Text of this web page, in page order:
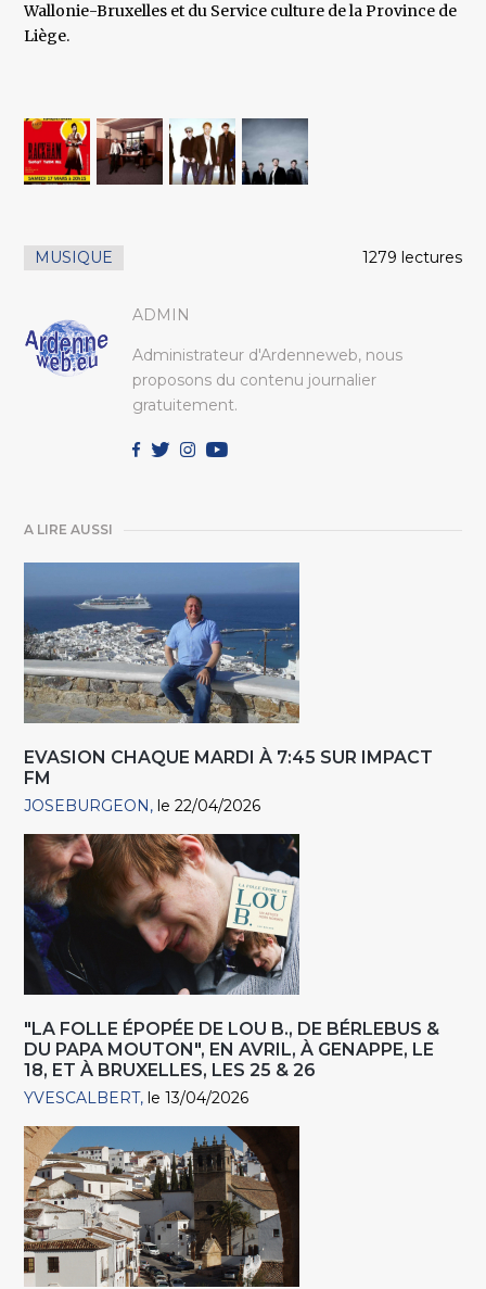
Wallonie-Bruxelles et du Service culture de la Province de
Liège.
MUSIQUE 1279 lectures
ADMIN
Administrateur d'Ardenneweb, nous
proposons du contenu journalier
gratuitement.
A LIRE AUSSI
EVASION CHAQUE MARDI À 7:45 SUR IMPACT
FM
JOSEBURGEON le 22/04/2026
"LA FOLLE ÉPOPÉE DE LOU B., DE BÉRLEBUS &
DU PAPA MOUTON", EN AVRIL, À GENAPPE, LE
18, ET À BRUXELLES, LES 25 & 26
YVESCALBERT le 13/04/2026